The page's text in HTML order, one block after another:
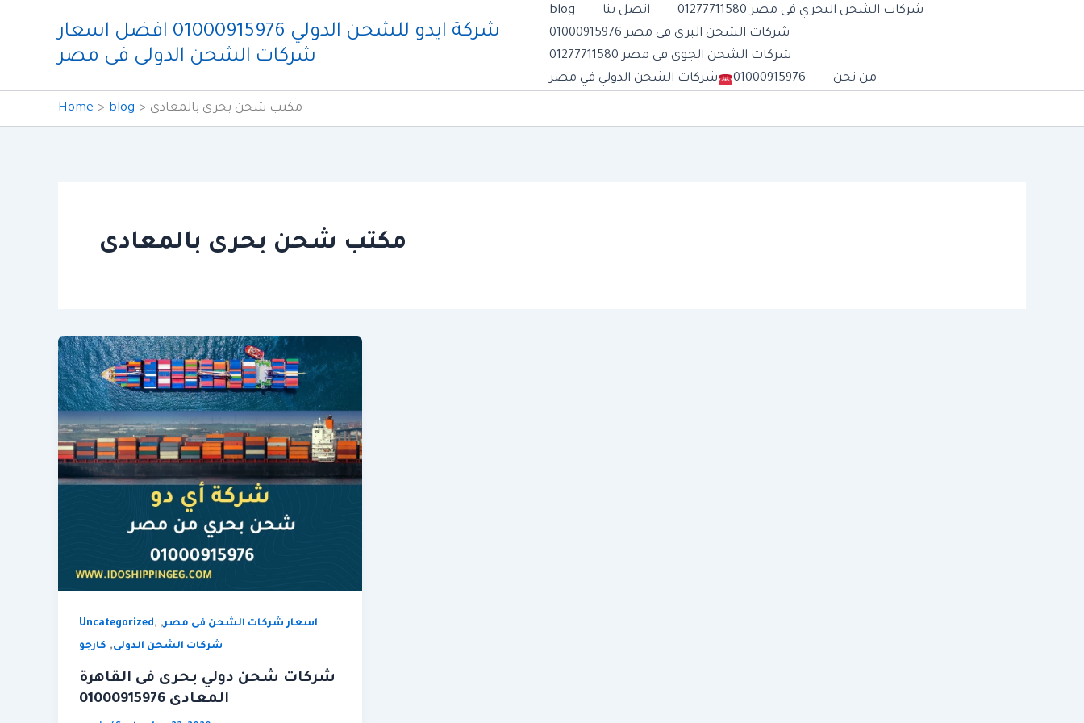
شركة ايدو للشحن الدولي 01000915976 افضل اسعار
شركات الشحن الدولى فى مصر
blog اتصل بنا
شركات الشحن البحري فى مصر 01277711580
شركات الشحن البرى فى مصر 01000915976
شركات الشحن الجوى فى مصر 01277711580
شركات الشحن الدولي في مصر
01000915976 من نحن
Home blog مكتب شحن بحرى بالمعادى
مكتب شحن بحرى بالمعادى
Uncategorized, اسعار شركات الشحن فى مصر,
شركات الشحن الدولى, كارجو
شركات شحن دولي بحرى فى القاهرة
المعادى 01000915976